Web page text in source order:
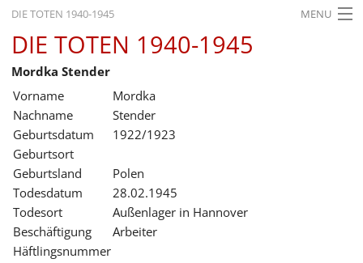
DIE TOTEN 1940-1945 MENU
STARTSEITE
AKTUELLES
AUSSTELLUNGEN
GESCHICHTE
BILDUNG
FORSCHUNG
SERVICE
DIE TOTEN 1940-1945
Mordka Stender
Vorname
Mordka
Nachname
Stender
Geburtsdatum
1922/1923
Geburtsort
Geburtsland
Polen
Todesdatum
28.02.1945
Todesort
Außenlager in Hannover
Beschäftigung
Arbeiter
Häftlingsnummer